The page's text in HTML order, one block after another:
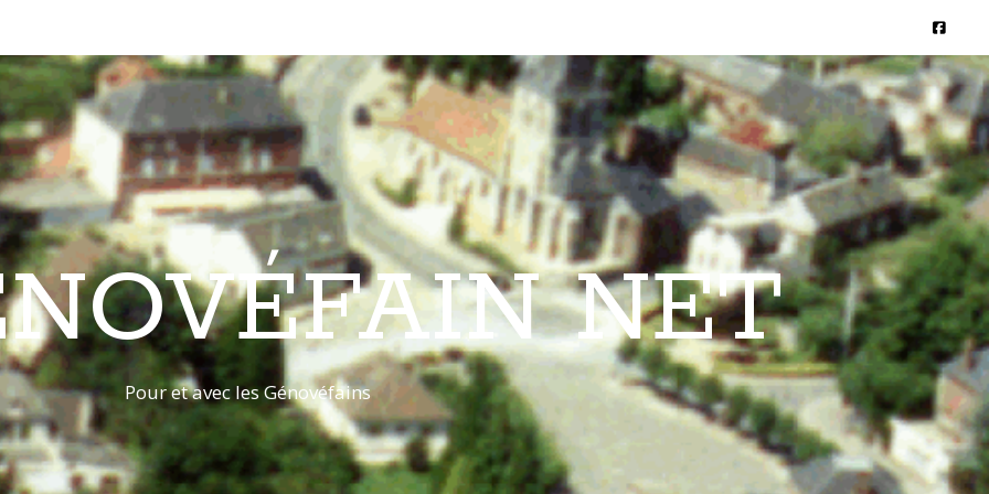
NET
Pour et avec les Génovéfains